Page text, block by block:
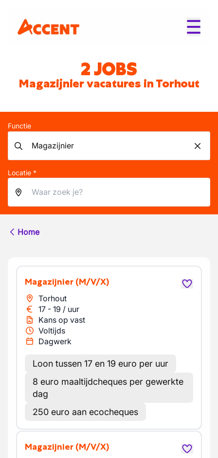
2 JOBS
Magazijnier vacatures in Torhout
Functie
Locatie *
Home
Magazijnier (M/V/X)
Torhout
17 - 19 / uur
Kans op vast
Voltijds
Dagwerk
Loon tussen 17 en 19 euro per uur
8 euro maaltijdcheques per gewerkte
dag
250 euro aan ecocheques
Magazijnier (M/V/X)